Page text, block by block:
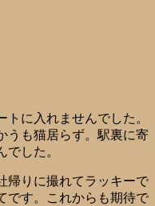
に入れませんでした。
うも猫居らず。駅裏に寄
した。
帰りに撮れてラッキーで
です。これからも期待で